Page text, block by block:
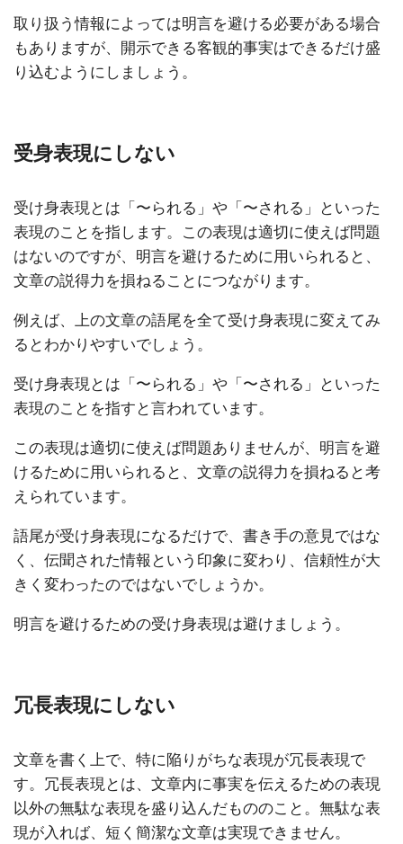
取り扱う情報によっては明言を避ける必要がある場合
もありますが、開示できる客観的事実はできるだけ盛
り込むようにしましょう。
受身表現にしない
受け身表現とは「〜られる」や「〜される」といった
表現のことを指します。この表現は適切に使えば問題
はないのですが、明言を避けるために用いられると、
文章の説得力を損ねることにつながります。
例えば、上の文章の語尾を全て受け身表現に変えてみ
るとわかりやすいでしょう。
受け身表現とは「〜られる」や「〜される」といった
表現のことを指すと言われています。
この表現は適切に使えば問題ありませんが、明言を避
けるために用いられると、文章の説得力を損ねると考
えられています。
語尾が受け身表現になるだけで、書き手の意見ではな
く、伝聞された情報という印象に変わり、信頼性が大
きく変わったのではないでしょうか。
明言を避けるための受け身表現は避けましょう。
冗長表現にしない
文章を書く上で、特に陥りがちな表現が冗長表現で
す。冗長表現とは、文章内に事実を伝えるための表現
以外の無駄な表現を盛り込んだもののこと。無駄な表
現が入れば、短く簡潔な文章は実現できません。